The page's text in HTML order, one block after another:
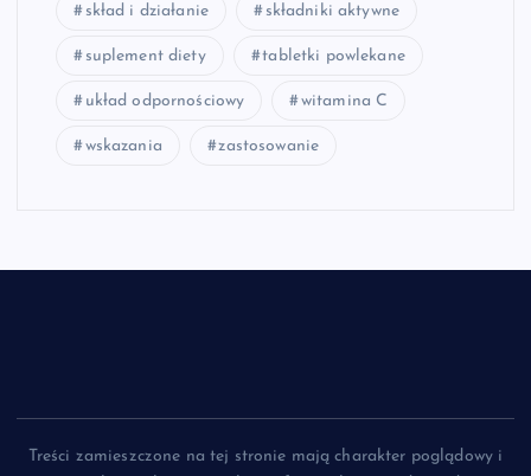
skład i działanie składniki aktywne
suplement diety tabletki powlekane
układ odpornościowy witamina C
wskazania zastosowanie
Treści zamieszczone na tej stronie mają charakter poglądowy i